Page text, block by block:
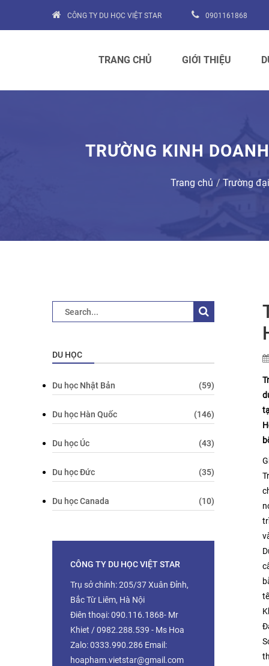
CÔNG TY DU HỌC VIỆT STAR 0901161868
TRANG CHỦ GIỚI THIỆU
TRƯỜNG KINH
Trang chủ Trường
DU HỌC
Du học Nhật Bản (59)
Du học Hàn Quốc (146)
Du học Úc (43)
Du học Đức (35)
Du học Canada (10)
CÔNG TY DU HỌC VIỆT STAR
Trụ sở chính: 205/37 Xuân Đỉnh,
Bắc Từ Liêm, Hà Nội
Điên thoại: 090.116.1868- Mr
Khiet / 0982.288.539 - Ms Hoa
Zalo: 0333.990.286 Email:
hoapham.vietstar@gmail.com